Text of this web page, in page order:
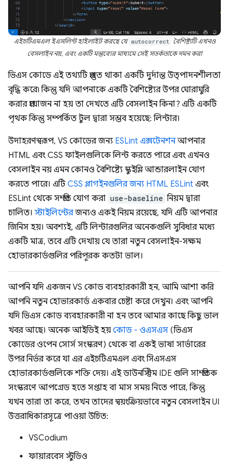
এইচটিএমএল ইএসলিন্ট হাইলাইট করছে যে autocorrect বৈশিষ্ট্যটি এখনও
বেসলাইন নয়, এবং একটি মন্তব্যের মাধ্যমে সেই সতর্কতাকে দমন করা
ভিএস কোডে এই তথ্যটি প্রস্তুত থাকা একটি দুর্দান্ত উত্পাদনশীলতা
বৃদ্ধি করে৷ কিন্তু যদি আপনাকে একটি বৈশিষ্ট্যের উপর ঘোরাঘুরি
করার প্রয়োজন না হয় তা দেখতে এটি বেসলাইন কিনা? এটি একটি
পৃথক কিন্তু সম্পর্কিত টুল দ্বারা সম্ভব হয়েছে: লিন্টার।
উদাহরণস্বরূপ, VS কোডের জন্য ESLint এক্সটেনশনআপনার
HTML এবং CSS ফাইলগুলিকে লিন্ট করতে পারে এবং এখনও
বেসলাইন নয় এমন কোনও বৈশিষ্ট্যে স্কুইগ্লি আন্ডারলাইন যোগ
করতে পারে। এটিCSS প্লাগইনগুলির জন্য HTML ESLint এবং
ESLint থেকে সম্প্রতি যোগ করা use-baseline নিয়ম দ্বারা
চালিত।স্টাইলিন্টেরজন্যও একই নিয়ম রয়েছে, যদি এটি আপনার
জিনিস হয়। অবশ্যই, এটি লিন্টারগুলির অনেকগুলি সুবিধার মধ্যে
একটি মাত্র, তবে এটি দেখায় যে তারা নতুন বেসলাইন-সক্ষম
হোভারকার্ডগুলির পরিপূরক কতটা ভাল।
আপনি যদি একজন VS কোড ব্যবহারকারী হন, আমি আশা করি
আপনি নতুন হোভারকার্ড একবার চেষ্টা করে দেখুন। এবং আপনি
যদি ভিএস কোড ব্যবহারকারী না হন তবে আমার কাছে কিছু ভাল
খবর আছে। অনেক আইডিই হয় কোড - ওএসএস (ভিএস
কোডের ওপেন সোর্স সংস্করণ) থেকে বা একই ভাষা সার্ভারের
উপর নির্ভর করে যা এর এইচটিএমএল এবং সিএসএস
হোভারকার্ডগুলিকে শক্তি দেয়। এই ডাউনস্ট্রিম IDE গুলি সাম্প্রতিক
সংস্করণে আপগ্রেড হতে সপ্তাহ বা মাস সময় নিতে পারে, কিন্তু
যখন তারা তা করে, তখন তাদের স্বয়ংক্রিয়ভাবে নতুন বেসলাইন UI
উত্তরাধিকারসূত্রে পাওয়া উচিত:
VSCodium
ফায়ারবেস স্টুডিও